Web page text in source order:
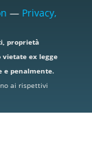
— Privacy,
proprietà
ex legge
e penalmente.
ai rispettivi